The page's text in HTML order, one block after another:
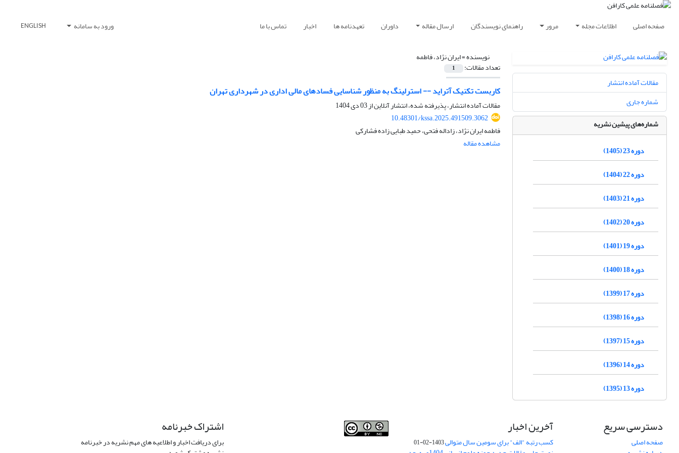
صفحه اصلی اطلاعات مجله مرور راهنمای نویسندگان ارسال مقاله داوران تعهدنامه ها اخبار تماس با ما ورود به سامانه ENGLISH
نویسنده =ایران نژاد، فاطمه
تعداد مقالات: 1
کاربست تکنیک آتراید -- استرلینگ به منظور شناسایی فسادهای مالی اداری در شهرداری تهران
مقالات آماده انتشار، پذیرفته شده، انتشار آنلاین از03 دی 1404
10.48301/kssa.2025.491509.3062
فاطمه ایران نژاد، زاداله فتحی، حمید طبایی زاده فشارکی
مشاهده مقاله
مقالات آماده انتشار
شماره جاری
شماره‌های پیشین نشریه
دوره 23 (1405)
دوره 22 (1404)
دوره 21 (1403)
دوره 20 (1402)
دوره 19 (1401)
دوره 18 (1400)
دوره 17 (1399)
دوره 16 (1398)
دوره 15 (1397)
دوره 14 (1396)
دوره 13 (1395)
دسترسی سریع
صفحه اصلی
آخرین اخبار
کسب رتبه "الف" برای سومین سال متوالی1403-02-01
اشتراک خبرنامه
برای دریافت اخبار و اطلاعیه های مهم نشریه در خبرنامه